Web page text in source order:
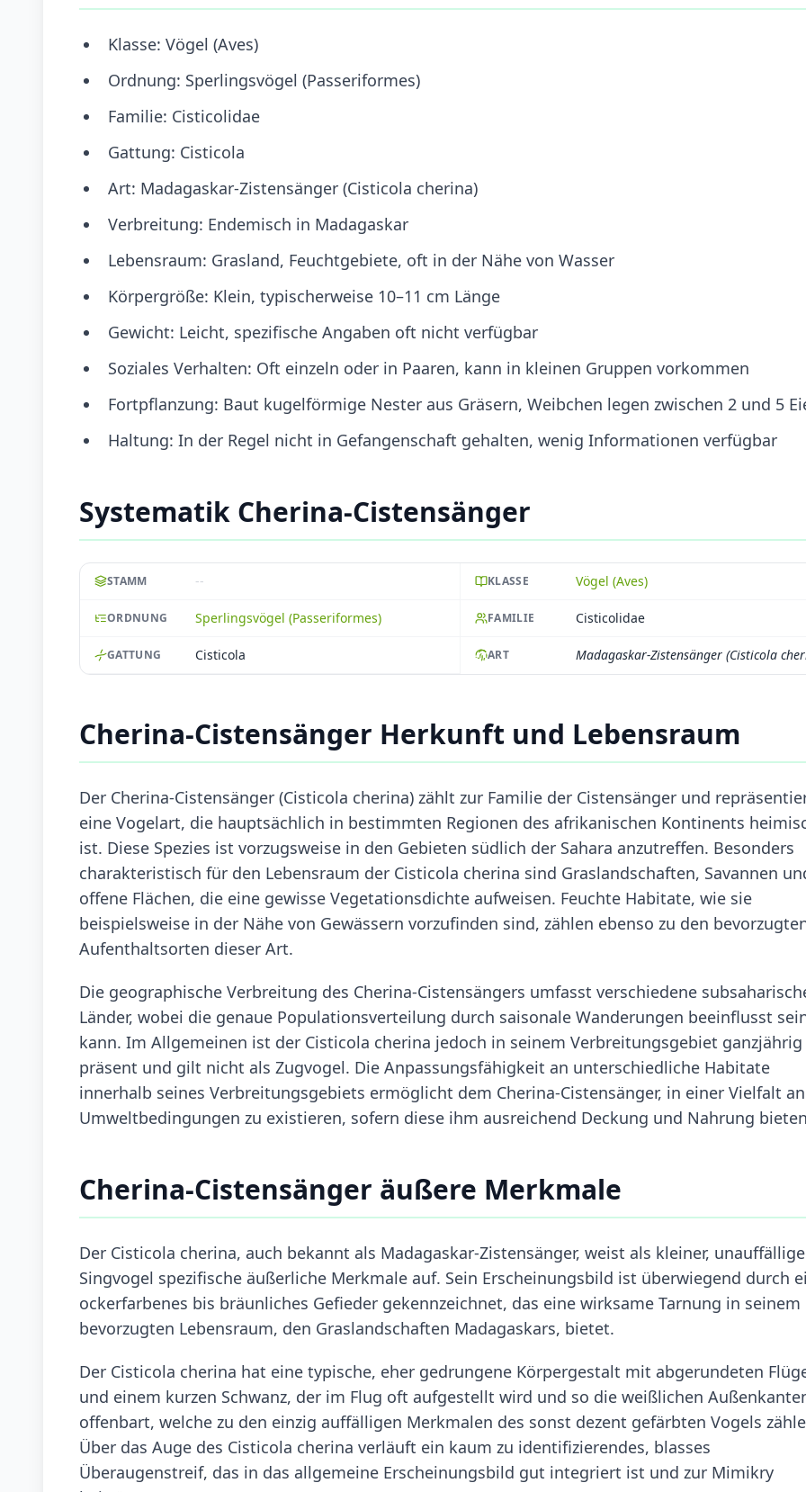
Klasse: Vögel (Aves)
Ordnung: Sperlingsvögel (Passeriformes)
Familie: Cisticolidae
Gattung: Cisticola
Art: Madagaskar-Zistensänger (Cisticola cherina)
Verbreitung: Endemisch in Madagaskar
Lebensraum: Grasland, Feuchtgebiete, oft in der Nähe von Wasser
Körpergröße: Klein, typischerweise 10–11 cm Länge
Gewicht: Leicht, spezifische Angaben oft nicht verfügbar
Soziales Verhalten: Oft einzeln oder in Paaren, kann in kleinen Gruppen vorkommen
Fortpflanzung: Baut kugelförmige Nester aus Gräsern, Weibchen legen zwischen 2 und 5
Haltung: In der Regel nicht in Gefangenschaft gehalten, wenig Informationen verfügbar
Systematik Cherina-Cistensänger
STAMM -- KLASSE Vögel (Aves)
ORDNUNG Sperlingsvögel (Passeriformes) FAMILIE Cisticolidae
GATTUNG Cisticola ART Madagaskar-Zistensänger (Cisticola
Cherina-Cistensänger Herkunft und Lebensraum
Der Cherina-Cistensänger (Cisticola cherina) zählt zur Familie der Cistensänger und
eine Vogelart, die hauptsächlich in bestimmten Regionen des afrikanischen Kontinents
ist. Diese Spezies ist vorzugsweise in den Gebieten südlich der Sahara anzutreffen. Besonders
charakteristisch für den Lebensraum der Cisticola cherina sind Graslandschaften, Savannen
offene Flächen, die eine gewisse Vegetationsdichte aufweisen. Feuchte Habitate, wie sie
beispielsweise in der Nähe von Gewässern vorzufinden sind, zählen ebenso zu den
Aufenthaltsorten dieser Art.
Die geographische Verbreitung des Cherina-Cistensängers umfasst verschiedene
Länder, wobei die genaue Populationsverteilung durch saisonale Wanderungen beeinflusst
kann. Im Allgemeinen ist der Cisticola cherina jedoch in seinem Verbreitungsgebiet ganzjährig
präsent und gilt nicht als Zugvogel. Die Anpassungsfähigkeit an unterschiedliche Habitate
innerhalb seines Verbreitungsgebiets ermöglicht dem Cherina-Cistensänger, in einer Vielfalt an
Umweltbedingungen zu existieren, sofern diese ihm ausreichend Deckung und Nahrung
Cherina-Cistensänger äußere Merkmale
Der Cisticola cherina, auch bekannt als Madagaskar-Zistensänger, weist als kleiner,
Singvogel spezifische äußerliche Merkmale auf. Sein Erscheinungsbild ist überwiegend durch
ockerfarbenes bis bräunliches Gefieder gekennzeichnet, das eine wirksame Tarnung in seinem
bevorzugten Lebensraum, den Graslandschaften Madagaskars, bietet.
Der Cisticola cherina hat eine typische, eher gedrungene Körpergestalt mit abgerundeten
und einem kurzen Schwanz, der im Flug oft aufgestellt wird und so die weißlichen
offenbart, welche zu den einzig auffälligen Merkmalen des sonst dezent gefärbten Vogels
Über das Auge des Cisticola cherina verläuft ein kaum zu identifizierendes, blasses
Überaugenstreif, das in das allgemeine Erscheinungsbild gut integriert ist und zur Mimikry